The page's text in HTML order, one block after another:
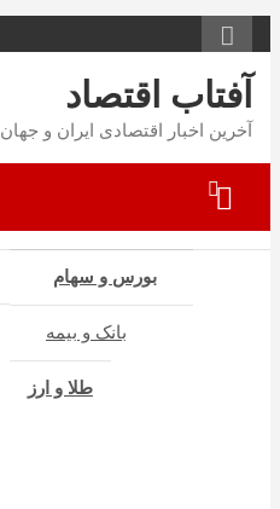
محتوا
برویدآفتاب اقتصاد
آخرین اخبار اقتصادی ایران و جهان
بورس و سهام
بانک و بیمه
طلا و ارز